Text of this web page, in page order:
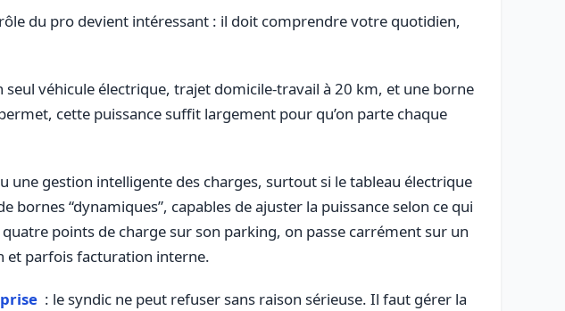
du pro devient intéressant : il doit comprendre votre quotidien,
véhicule électrique, trajet domicile-travail à 20 km, et une borne
cette puissance suffit largement pour qu’on parte chaque
gestion intelligente des charges, surtout si le tableau électrique
“dynamiques”, capables de ajuster la puissance selon ce qui
points de charge sur son parking, on passe carrément sur un
et parfois facturation interne.
: le syndic ne peut refuser sans raison sérieuse. Il faut gérer la